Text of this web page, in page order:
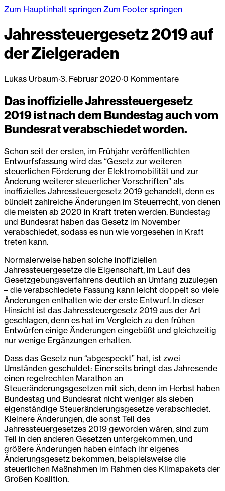
Zum Hauptinhalt springen Zum Footer springen
Jahressteuergesetz 2019 auf
der Zielgeraden
Lukas Urbaum·3. Februar 2020·0 Kommentare
Das inoffizielle Jahressteuergesetz
2019 ist nach dem Bundestag auch vom
Bundesrat verabschiedet worden.
Schon seit der ersten, im Frühjahr veröffentlichten
Entwurfsfassung wird das “Gesetz zur weiteren
steuerlichen Förderung der Elektromobilität und zur
Änderung weiterer steuerlicher Vorschriften” als
inoffizielles Jahressteuergesetz 2019 gehandelt, denn es
bündelt zahlreiche Änderungen im Steuerrecht, von denen
die meisten ab 2020 in Kraft treten werden. Bundestag
und Bundesrat haben das Gesetz im November
verabschiedet, sodass es nun wie vorgesehen in Kraft
treten kann.
Normalerweise haben solche inoffiziellen
Jahressteuergesetze die Eigenschaft, im Lauf des
Gesetzgebungsverfahrens deutlich an Umfang zuzulegen
– die verabschiedete Fassung kann leicht doppelt so viele
Änderungen enthalten wie der erste Entwurf. In dieser
Hinsicht ist das Jahressteuergesetz 2019 aus der Art
geschlagen, denn es hat im Vergleich zu den frühen
Entwürfen einige Änderungen eingebüßt und gleichzeitig
nur wenige Ergänzungen erhalten.
Dass das Gesetz nun “abgespeckt” hat, ist zwei
Umständen geschuldet: Einerseits bringt das Jahresende
einen regelrechten Marathon an
Steueränderungsgesetzen mit sich, denn im Herbst haben
Bundestag und Bundesrat nicht weniger als sieben
eigenständige Steueränderungsgesetze verabschiedet.
Kleinere Änderungen, die sonst Teil des
Jahressteuergesetzes 2019 geworden wären, sind zum
Teil in den anderen Gesetzen untergekommen, und
größere Änderungen haben einfach ihr eigenes
Änderungsgesetz bekommen, beispielsweise die
steuerlichen Maßnahmen im Rahmen des Klimapakets der
Großen Koalition.